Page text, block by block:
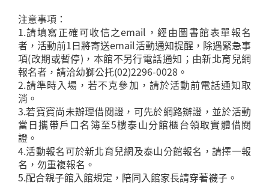
注意事項：
1.請填寫正確可收信之email，經由圖書館表單報名
者，活動前1日將寄送email活動通知提醒，除遇緊急事
項(改期或暫停)，本館不另行電話通知；由新北育兒網
報名者，請洽幼獅公托(02)2296-0028。
2.請準時入場，若不克參加，請於活動前電話通知取
消。
3.若寶寶尚未辦理借閱證，可先於網路辦證，並於活動
當日攜帶戶口名簿至5樓泰山分館櫃台領取實體借閱
證。
4.活動報名可於新北育兒網及泰山分館報名，請擇一報
名，勿重複報名。
5.配合親子館入館規定，陪同入館家長請穿著襪子。